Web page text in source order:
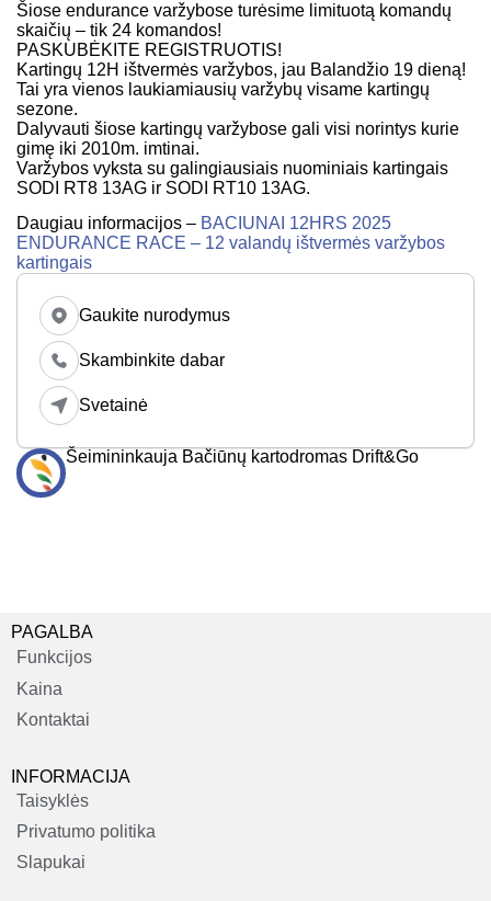
Šiose endurance varžybose turėsime limituotą komandų
skaičių – tik 24 komandos!
PASKUBĖKITE REGISTRUOTIS!
Kartingų 12H ištvermės varžybos, jau Balandžio 19 dieną!
Tai yra vienos laukiamiausių varžybų visame kartingų
sezone.
Dalyvauti šiose kartingų varžybose gali visi norintys kurie
gimę iki 2010m. imtinai.
Varžybos vyksta su galingiausiais nuominiais kartingais
SODI RT8 13AG ir SODI RT10 13AG.
Daugiau informacijos – BACIUNAI 12HRS 2025
ENDURANCE RACE – 12 valandų ištvermės varžybos
kartingais
Gaukite nurodymus
Skambinkite dabar
Svetainė
Šeimininkauja Bačiūnų kartodromas Drift&Go
PAGALBA
Funkcijos
Kaina
Kontaktai
INFORMACIJA
Taisyklės
Privatumo politika
Slapukai